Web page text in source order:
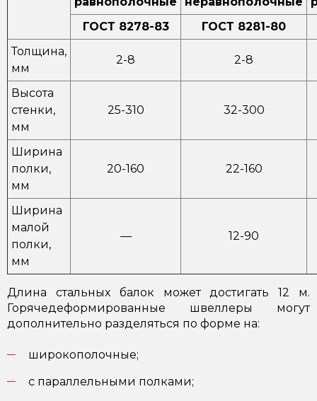
ГОСТ 8278-83
ГОСТ 8281-80
Толщина,
мм
2-8 2-8
Высота
стенки,
мм
25-310 32-300
Ширина
полки,
мм
20-160 22-160
Ширина
малой
полки,
мм
— 12-90
Длина стальных балок может достигать 12 м.
Горячедеформированные швеллеры могут
дополнительно разделяться по форме на:
широкополочные;
с параллельными полками;